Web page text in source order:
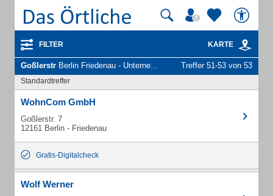
FILTER KARTE
Goßlerstr Berlin Friedenau - Unternehmen und Personen Treffer 51-53 von 53
Standardtreffer
WohnCom GmbH
Goßlerstr. 7
12161 Berlin - Friedenau
Gratis-Digitalcheck
Wolf Werner